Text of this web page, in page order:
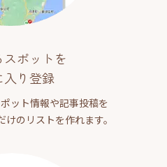
ポットを
入り登録
ット情報や記事投稿を
のリストを作れます。